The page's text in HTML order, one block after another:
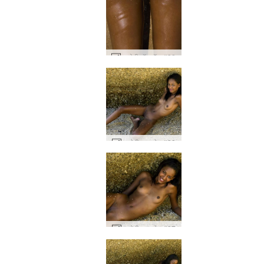
नाओमी हॉट रॉक #32
नाओमी कूल शेड #39
नाओमी कूल शेड #27